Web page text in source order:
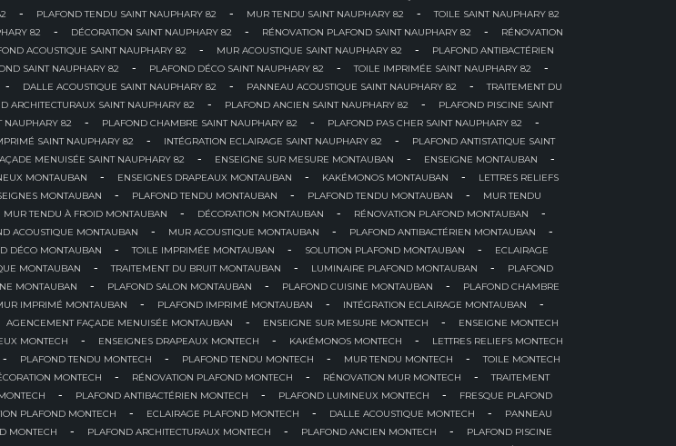
- PLAFOND TENDU SAINT NAUPHARY 82 - MUR TENDU SAINT NAUPHARY 82 - TOILE SAINT NAUPHARY 82
82 - DÉCORATION SAINT NAUPHARY 82 - RÉNOVATION PLAFOND SAINT NAUPHARY 82 -
RÉNOVATION
ACOUSTIQUE SAINT NAUPHARY 82 - MUR ACOUSTIQUE SAINT NAUPHARY 82 -
PLAFOND ANTIBACTÉRIEN
SAINT NAUPHARY 82 - PLAFOND DÉCO SAINT NAUPHARY 82 - TOILE IMPRIMÉE SAINT NAUPHARY 82 -
- DALLE ACOUSTIQUE SAINT NAUPHARY 82 - PANNEAU ACOUSTIQUE SAINT NAUPHARY 82 -
TRAITEMENT DU
ARCHITECTURAUX SAINT NAUPHARY 82 - PLAFOND ANCIEN SAINT NAUPHARY 82 -
PLAFOND PISCINE SAINT
NAUPHARY 82 - PLAFOND CHAMBRE SAINT NAUPHARY 82 - PLAFOND PAS CHER SAINT NAUPHARY 82 -
SAINT NAUPHARY 82 - INTÉGRATION ECLAIRAGE SAINT NAUPHARY 82 -
PLAFOND ANTISTATIQUE SAINT
MENUISÉE SAINT NAUPHARY 82 - ENSEIGNE SUR MESURE MONTAUBAN - ENSEIGNE MONTAUBAN -
MONTAUBAN - ENSEIGNES DRAPEAUX MONTAUBAN - KAKÉMONOS MONTAUBAN -
LETTRES RELIEFS
MONTAUBAN - PLAFOND TENDU MONTAUBAN - PLAFOND TENDU MONTAUBAN -
MUR TENDU
MUR TENDU À FROID MONTAUBAN - DÉCORATION MONTAUBAN - RÉNOVATION PLAFOND MONTAUBAN -
ACOUSTIQUE MONTAUBAN - MUR ACOUSTIQUE MONTAUBAN - PLAFOND ANTIBACTÉRIEN MONTAUBAN -
DÉCO MONTAUBAN - TOILE IMPRIMÉE MONTAUBAN - SOLUTION PLAFOND MONTAUBAN -
ECLAIRAGE
MONTAUBAN - TRAITEMENT DU BRUIT MONTAUBAN - LUMINAIRE PLAFOND MONTAUBAN -
PLAFOND
MONTAUBAN - PLAFOND SALON MONTAUBAN - PLAFOND CUISINE MONTAUBAN -
PLAFOND CHAMBRE
IMPRIMÉ MONTAUBAN - PLAFOND IMPRIMÉ MONTAUBAN - INTÉGRATION ECLAIRAGE MONTAUBAN -
AGENCEMENT FAÇADE MENUISÉE MONTAUBAN - ENSEIGNE SUR MESURE MONTECH - ENSEIGNE MONTECH
MONTECH - ENSEIGNES DRAPEAUX MONTECH - KAKÉMONOS MONTECH - LETTRES RELIEFS MONTECH
- PLAFOND TENDU MONTECH - PLAFOND TENDU MONTECH - MUR TENDU MONTECH - TOILE MONTECH
MONTECH - RÉNOVATION PLAFOND MONTECH - RÉNOVATION MUR MONTECH -
TRAITEMENT
- PLAFOND ANTIBACTÉRIEN MONTECH - PLAFOND LUMINEUX MONTECH -
FRESQUE PLAFOND
PLAFOND MONTECH - ECLAIRAGE PLAFOND MONTECH - DALLE ACOUSTIQUE MONTECH -
PANNEAU
MONTECH - PLAFOND ARCHITECTURAUX MONTECH - PLAFOND ANCIEN MONTECH -
PLAFOND PISCINE